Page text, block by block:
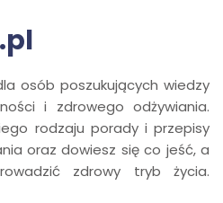
osób poszukujących wiedzy
i zdrowego odżywiania.
rodzaju porady i przepisy
oraz dowiesz się co jeść, a
zdrowy tryb życia.